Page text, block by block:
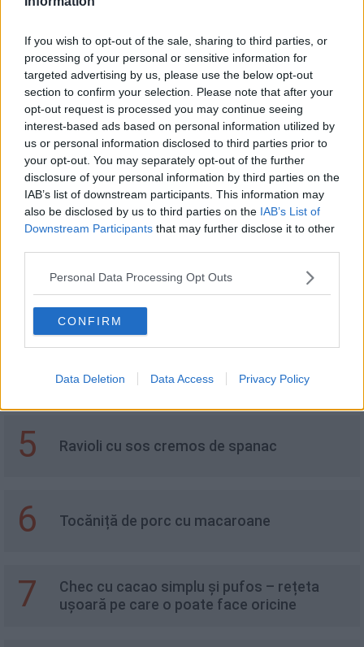
If you wish to opt-out of the sale, sharing to third parties, or
processing of your personal or sensitive information for
targeted advertising by us, please use the below opt-out
section to confirm your selection. Please note that after your
opt-out request is processed you may continue seeing
interest-based ads based on personal information utilized by
us or personal information disclosed to third parties prior to
your opt-out. You may separately opt-out of the further
disclosure of your personal information by third parties on the
IAB’s list of downstream participants. This information may
also be disclosed by us to third parties on the IAB’s List of
Downstream Participants that may further disclose it to other
Personal Data Processing Opt Outs
CONFIRM
Data Deletion Data Access Privacy Policy
Recomandări
1 Chec cu cremă de brânză și ciocolată
2 Salata Panzanella Cu Ciuperci
3 Prajitura cu ciocolata alba si zmeura
Supă austriacă de clătite
5 Ravioli cu sos cremos de spanac
6 Tocăniță de porc cu macaroane
7
Chec cu cacao simplu și pufos – rețeta
ușoară pe care o poate face oricine